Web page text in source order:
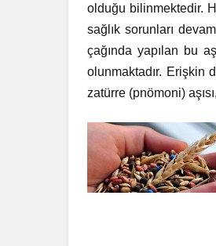
olduğu bilinmektedir.
sağlık sorunları
çağında yapılan bu
olunmaktadır. Erişkin
zatürre (pnömoni)